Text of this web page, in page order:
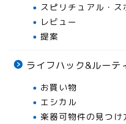
スピリチュアル・ス
レビュー
提案
ライフハック&ルーテ
お買い物
エシカル
楽器可物件の見つけ